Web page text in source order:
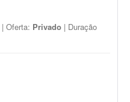
| Oferta: Privado | Duração